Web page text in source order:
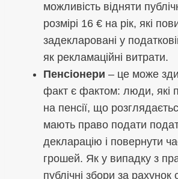
можливість відняти
розмірі 16 € на рік, які
задекларовані у
як рекламаційні витрати.
Пенсіонери – це може
факт є фактом: люди, які
на пенсії, що
мають право подати
декларацію і повернути
грошей. Як у випадку з
публічні збори за рахунок